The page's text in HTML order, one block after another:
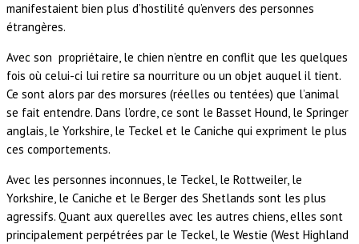
manifestaient bien plus d’hostilité qu’envers des personnes
étrangères.
Avec son propriétaire, le chien n’entre en conflit que les quelques
fois où celui-ci lui retire sa nourriture ou un objet auquel il tient.
Ce sont alors par des morsures (réelles ou tentées) que l’animal
se fait entendre. Dans l’ordre, ce sont le Basset Hound, le Springer
anglais, le Yorkshire, le Teckel et le Caniche qui expriment le plus
ces comportements.
Avec les personnes inconnues, le Teckel, le Rottweiler, le
Yorkshire, le Caniche et le Berger des Shetlands sont les plus
agressifs. Quant aux querelles avec les autres chiens, elles sont
principalement perpétrées par le Teckel, le Westie (West Highland